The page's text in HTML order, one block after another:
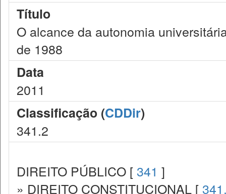
Título
O alcance da autonomia
de 1988
Data
2011
Classificação (CDDir)
341.2
DIREITO PÚBLICO [ 341 ]
» DIREITO CONSTITUCIONAL [